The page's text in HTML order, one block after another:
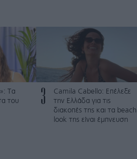
Τα
του
3
Camila Cabello: Επέλεξε
την Ελλάδα για τις
διακοπές της και τα beach
look της είναι έμπνευση